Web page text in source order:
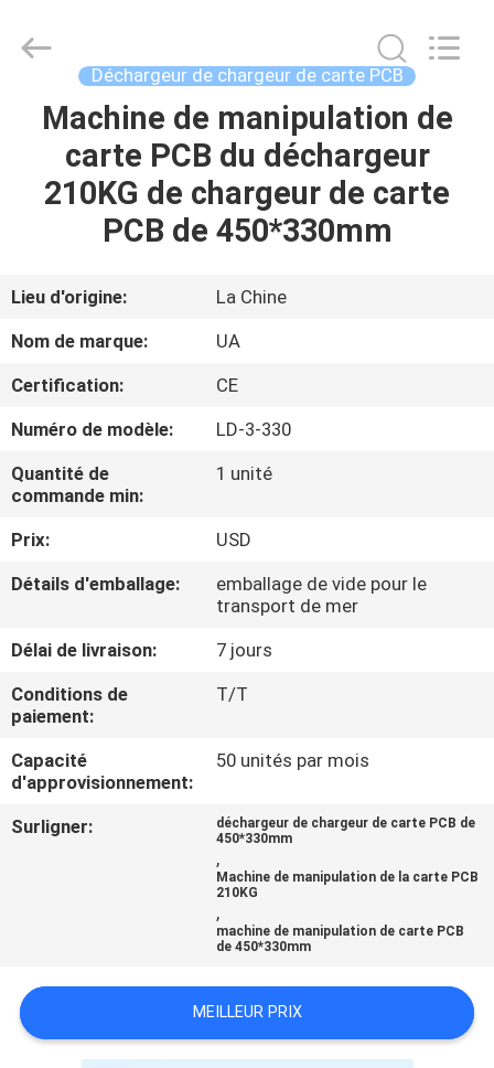
MAISON
PRODUITS
SUJET
DE
NOUS
VISITE
D'USINE
CONTRÔLE
DE
CONTACTEZ-
NOUS
NOUVELLES
VR
2026
UNIQUE
AUTOMATION
Reserved.
Déchargeur de chargeur de carte PCB
Machine de manipulation de
carte PCB du déchargeur
210KG de chargeur de carte
PCB de 450*330mm
Lieu d'origine:
La Chine
Nom de marque:
UA
Certification:
CE
Numéro de modèle:
LD-3-330
Quantité de
commande min:
1 unité
Prix:
USD
Détails d'emballage:
emballage de vide pour le
transport de mer
Délai de livraison:
7 jours
Conditions de
paiement:
T/T
Capacité
d'approvisionnement:
50 unités par mois
Surligner:
déchargeur de chargeur de carte PCB de
450*330mm
,
Machine de manipulation de la carte PCB
210KG
,
machine de manipulation de carte PCB
de 450*330mm
MEILLEUR PRIX